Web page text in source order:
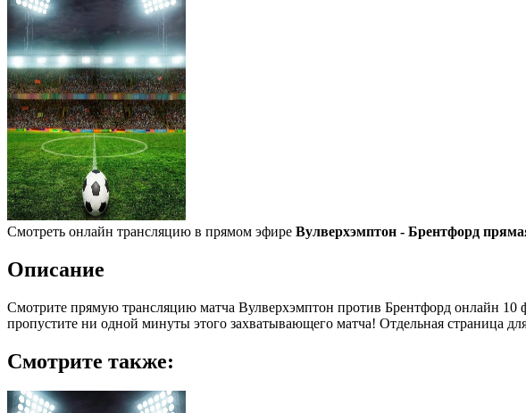
Смотреть онлайн трансляцию в прямом эфире Вулверхэмптон - Брентфорд
Описание
Смотрите прямую трансляцию матча Вулверхэмптон против Брентфорд онлайн 10
пропустите ни одной минуты этого захватывающего матча! Отдельная страница
Смотрите также: